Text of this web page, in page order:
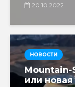
20.10.2022
НОВОСТИ
Mountain-
или новая